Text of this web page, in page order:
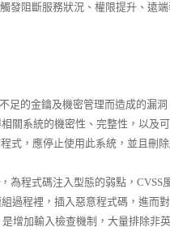
阻斷服務狀況、權限提升、遠
的金鑰及機密管理而造成的漏
關系統的機密性、完整性，以及
式，應停止使用此系統，並且刪
程式碼注入型態的弱點，CVSS
過程裡，插入惡意程式碼，進而
增加輸入檢查機制，大量排除非